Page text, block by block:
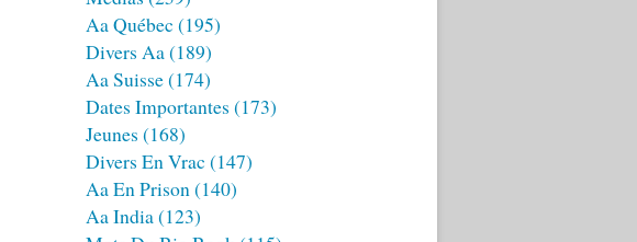
Aa Québec (195)
Divers Aa(189)
Aa Suisse(174)
Dates Importantes (173)
Jeunes (168)
Divers En Vrac (147)
Aa En Prison(140)
Aa India(123)